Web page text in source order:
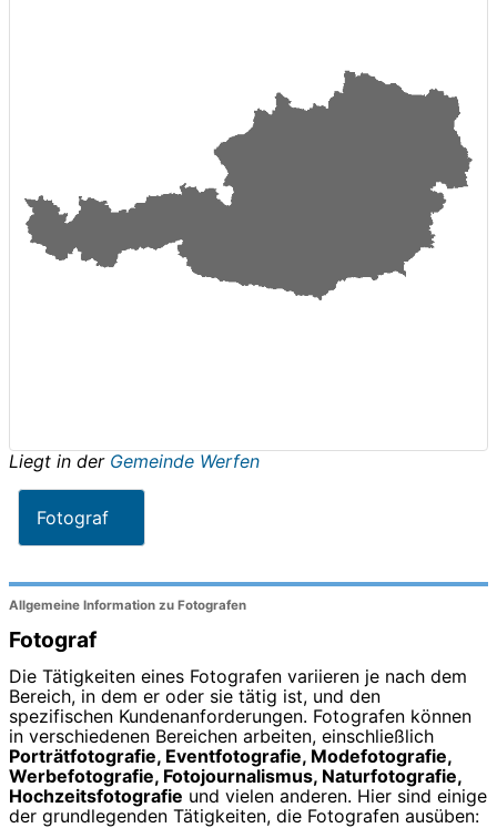
Liegt in der Gemeinde Werfen
Fotograf
Allgemeine Information zu Fotografen
Fotograf
Die Tätigkeiten eines Fotografen variieren je nach dem
Bereich, in dem er oder sie tätig ist, und den
spezifischen Kundenanforderungen. Fotografen können
in verschiedenen Bereichen arbeiten, einschließlich
Porträtfotografie, Eventfotografie, Modefotografie,
Werbefotografie, Fotojournalismus, Naturfotografie,
Hochzeitsfotografie und vielen anderen. Hier sind einige
der grundlegenden Tätigkeiten, die Fotografen ausüben: